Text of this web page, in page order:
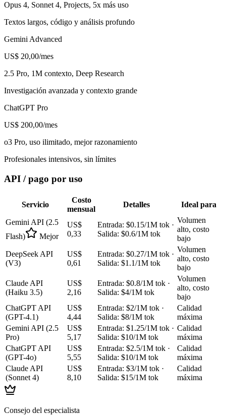
Opus 4, Sonnet 4, Projects, 5x más uso
Textos largos, código y análisis profundo
Gemini Advanced
US$ 20,00/mes
2.5 Pro, 1M contexto, Deep Research
Investigación avanzada y contexto grande
ChatGPT Pro
US$ 200,00/mes
o3 Pro, uso ilimitado, mejor razonamiento
Profesionales intensivos, sin límites
API / pago por uso
Servicio
Costo
mensual
Detalles Ideal para
Gemini API (2.5
Flash)
Mejor
US$
0,33
Entrada: $0.15/1M tok ·
Salida: $0.6/1M tok
Volumen
alto, costo
bajo
DeepSeek API
(V3)
US$
0,61
Entrada: $0.27/1M tok ·
Salida: $1.1/1M tok
Volumen
alto, costo
bajo
Claude API
(Haiku 3.5)
US$
2,16
Entrada: $0.8/1M tok ·
Salida: $4/1M tok
Volumen
alto, costo
bajo
ChatGPT API
(GPT-4.1)
US$
4,44
Entrada: $2/1M tok ·
Salida: $8/1M tok
Calidad
máxima
Gemini API (2.5
Pro)
US$
5,17
Entrada: $1.25/1M tok ·
Salida: $10/1M tok
Calidad
máxima
ChatGPT API
(GPT-4o)
US$
5,55
Entrada: $2.5/1M tok ·
Salida: $10/1M tok
Calidad
máxima
Claude API
(Sonnet 4)
US$
8,10
Entrada: $3/1M tok ·
Salida: $15/1M tok
Calidad
máxima
Consejo del especialista